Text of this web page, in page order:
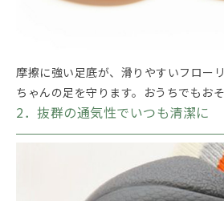
摩擦に強い足底が、滑りやすいフロー
ちゃんの足を守ります。おうちでもお
2．抜群の通気性でいつも清潔に